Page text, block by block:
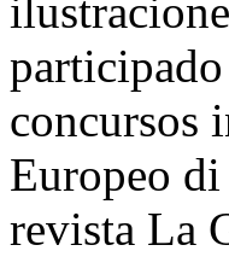
concursos
Europeo
revista La